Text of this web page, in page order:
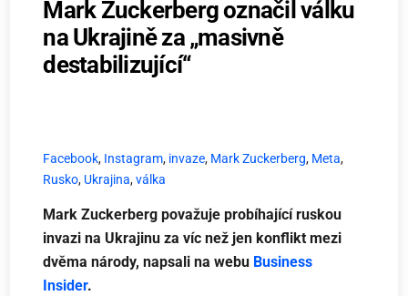
Mark Zuckerberg označil válku
na Ukrajině za „masivně
destabilizující“
Facebook, Instagram, invaze, Mark Zuckerberg, Meta,
Rusko, Ukrajina,válka
Mark Zuckerberg považuje probíhající ruskou
invazi na Ukrajinu za víc než jen konflikt mezi
dvěma národy, napsali na webu Business
Insider.